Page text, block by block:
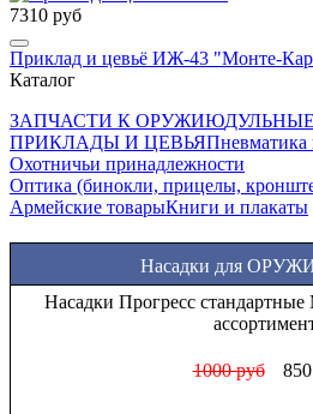
7310 руб
Приклад и цевьё ИЖ-43 "Монте-
Каталог
ЗАПЧАСТИ К ОРУЖИЮ
ПРИКЛАДЫ И ЦЕВЬЯПневматика
Охотничьи принадлежности
Оптика (бинокли, прицелы,
Армейские товарыКниги и плакаты
Насадки для
Насадки Прогресс
1000 руб